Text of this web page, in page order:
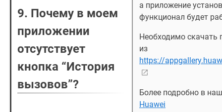
9. Почему в моем
приложении
отсутствует
кнопка “История
вызовов”?
а приложение
функционал будет
Необходимо
из
https://
Более подробно в
Huawei